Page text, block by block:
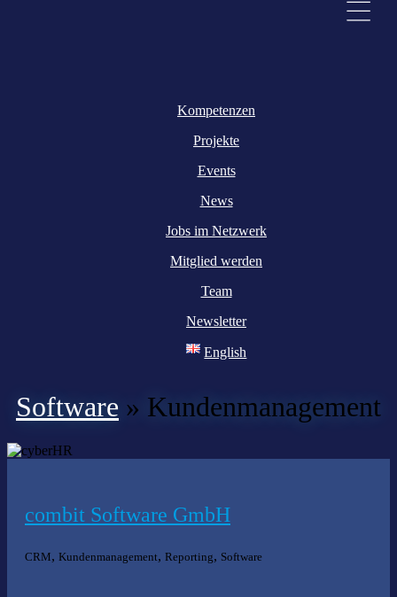
Kompetenzen
Projekte
Events
News
Jobs im Netzwerk
Mitglied werden
Team
Newsletter
English
Software » Kundenmanagement
combit Software GmbH
CRM, Kundenmanagement, Reporting, Software